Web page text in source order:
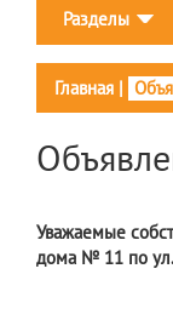
Разделы
Главная |
Уважаемые
дома № 11 по